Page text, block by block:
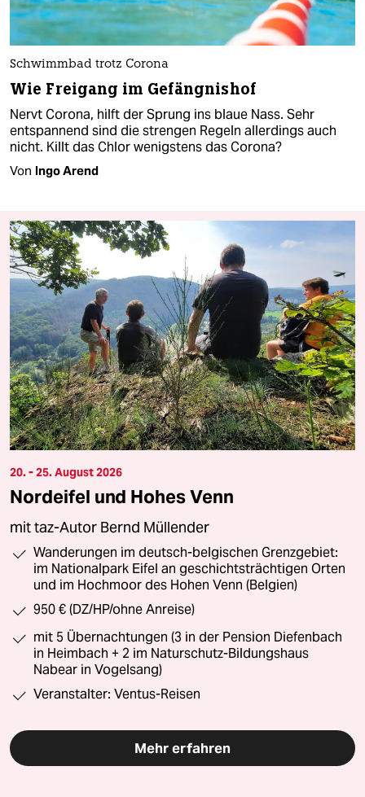
Schwimmbad trotz Corona
Wie Freigang im Gefängnishof
Nervt Corona, hilft der Sprung ins blaue Nass. Sehr
entspannend sind die strengen Regeln allerdings auch
nicht. Killt das Chlor wenigstens das Corona?
Von Ingo Arend
20. - 25. August 2026
Nordeifel und Hohes Venn
mit taz-Autor Bernd Müllender
Wanderungen im deutsch-belgischen Grenzgebiet:
im Nationalpark Eifel an geschichtsträchtigen Orten
und im Hochmoor des Hohen Venn (Belgien)
950 € (DZ/HP/ohne Anreise)
mit 5 Übernachtungen (3 in der Pension Diefenbach
in Heimbach + 2 im Naturschutz-Bildungshaus
Nabear in Vogelsang)
Veranstalter: Ventus-Reisen
Mehr erfahren